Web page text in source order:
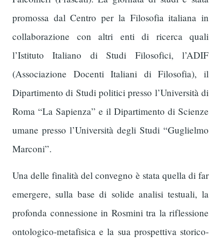
promossa dal Centro per la Filosofia italiana in
collaborazione con altri enti di ricerca quali
l’Istituto Italiano di Studi Filosofici, l’ADIF
(Associazione Docenti Italiani di Filosofia), il
Dipartimento di Studi politici presso l’Università di
Roma “La Sapienza” e il Dipartimento di Scienze
umane presso l’Università degli Studi “Guglielmo
Marconi”.
Una delle finalità del convegno è stata quella di far
emergere, sulla base di solide analisi testuali, la
profonda connessione in Rosmini tra la riflessione
ontologico-metafisica e la sua prospettiva storico-